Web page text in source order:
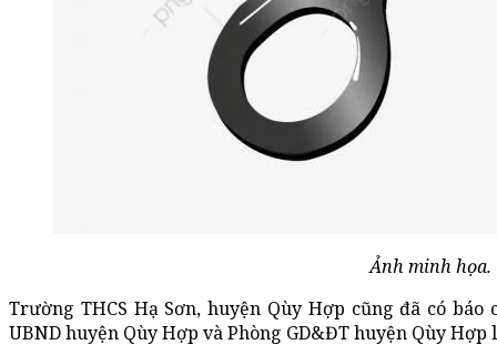
Ảnh minh họa.
Trường THCS Hạ Sơn, huyện Qùy Hợp cũng đã có
UBND huyện Qùy Hợp và Phòng GD&ĐT huyện Qùy